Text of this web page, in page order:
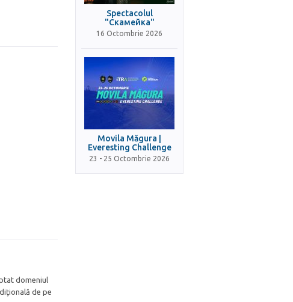
domeniul
de pe
Spectacolul
"Скамейка"
16 Octombrie 2026
Movila Măgura |
Everesting Challenge
23 - 25 Octombrie 2026